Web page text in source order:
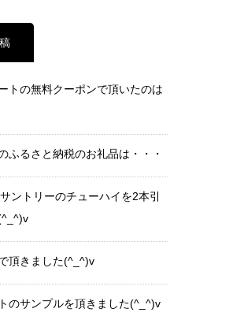
トの無料クーポンで頂いたのは
ふるさと納税のお礼品は・・・
ントリーのチューハイを2本引
頂きました(^_^)v
のサンプルを頂きました(^_^)v